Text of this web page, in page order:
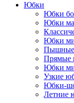
Юбки
Юбки
Юбки
Юбки
Прямые
Юбки
Узкие
Юбки-
Летние